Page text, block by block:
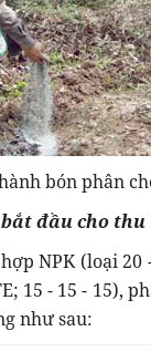
bón phân
đầu cho
NPK (loại 20
15 - 15 - 15),
như sau: